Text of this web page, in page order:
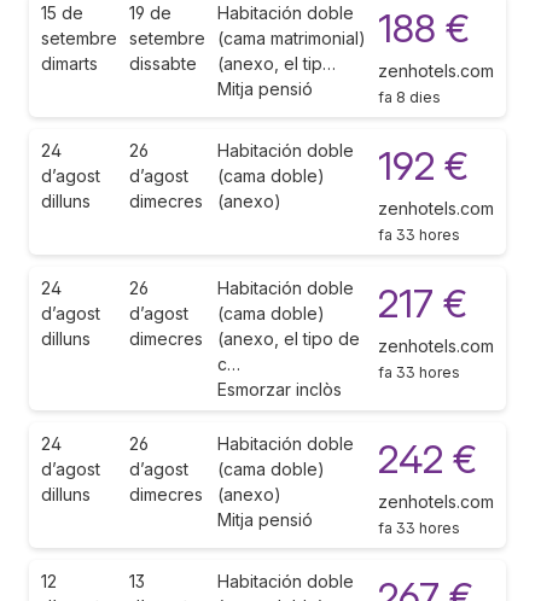
15 de
setembre
dimarts
19 de
setembre
dissabte
Habitación doble
(cama matrimonial)
(anexo, el tip…
Mitja pensió
188 €
zenhotels.com
fa 8 dies
24
d’agost
dilluns
26
d’agost
dimecres
Habitación doble
(cama doble)
(anexo)
192 €
zenhotels.com
fa 33 hores
24
d’agost
dilluns
26
d’agost
dimecres
Habitación doble
(cama doble)
(anexo, el tipo de
c…
Esmorzar inclòs
217 €
zenhotels.com
fa 33 hores
24
d’agost
dilluns
26
d’agost
dimecres
Habitación doble
(cama doble)
(anexo)
Mitja pensió
242 €
zenhotels.com
fa 33 hores
12
13
Habitación doble